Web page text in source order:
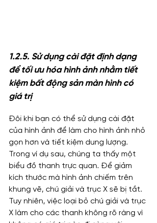
1.2.5. Sử dụng cài đặt định dạng
để tối ưu hóa hình ảnh nhằm tiết
kiệm bất động sản màn hình có
giá trị
Đôi khi bạn có thể sử dụng cài đặt
của hình ảnh để làm cho hình ảnh nhỏ
gọn hơn và tiết kiệm dung lượng.
Trong ví dụ sau, chúng ta thấy một
biểu đồ thanh trực quan. Để giảm
kích thước mà hình ảnh chiếm trên
khung vẽ, chú giải và trục X sẽ bị tắt.
Tuy nhiên, việc loại bỏ chú giải và trục
X làm cho các thanh không rõ ràng vì